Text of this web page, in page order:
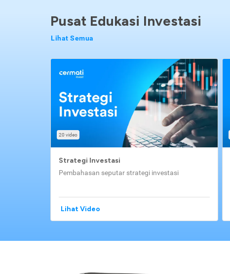
Pusat Edukasi Investasi
Lihat Semua
20 video
Strategi Investasi
Pembahasan seputar strategi investasi
Lihat Video